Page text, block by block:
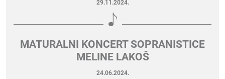
29.11.2024.
MATURALNI KONCERT SOPRANISTICE
MELINE LAKOŠ
24.06.2024.